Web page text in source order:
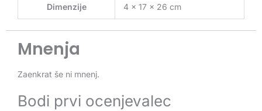
Dimenzije 4 × 17 × 26 cm
Mnenja
Zaenkrat še ni mnenj.
Bodi prvi ocenjevalec